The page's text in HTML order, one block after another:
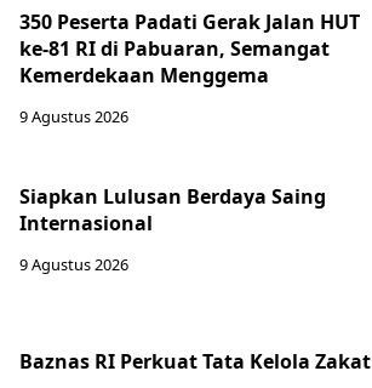
350 Peserta Padati Gerak Jalan HUT
ke-81 RI di Pabuaran, Semangat
Kemerdekaan Menggema
9 Agustus 2026
Siapkan Lulusan Berdaya Saing
Internasional
9 Agustus 2026
Baznas RI Perkuat Tata Kelola Zakat